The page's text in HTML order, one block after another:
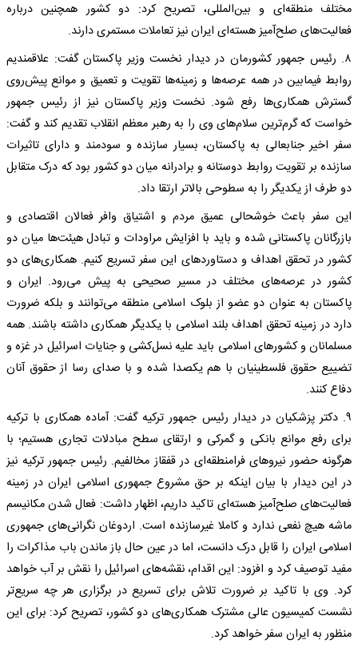
مختلف منطقه‌ای و بین‌المللی، تصریح کرد: دو کشور همچنین درباره
فعالیت‌های صلح‌آمیز هسته‌ای ایران نیز تعاملات مستمری دارند.
۸. رئیس جمهور کشورمان در دیدار نخست وزیر پاکستان گفت: علاقمندیم
روابط فیمابین در همه عرصه‌ها و زمینه‌ها تقویت و تعمیق و موانع پیش‌روی
گسترش همکاری‌ها رفع شود. نخست وزیر پاکستان نیز از رئیس جمهور
خواست که گرم‌ترین سلام‌های وی را به رهبر معظم انقلاب تقدیم کند و گفت:
سفر اخیر جنابعالی به پاکستان، بسیار سازنده و سودمند و دارای تاثیرات
سازنده بر تقویت روابط دوستانه و برادرانه میان دو کشور بود که درک متقابل
دو طرف از یکدیگر را به سطوحی بالاتر ارتقا داد.
این سفر باعث خوشحالی عمیق مردم و اشتیاق وافر فعالان اقتصادی و
بازرگانان پاکستانی شده و باید با افزایش مراودات و تبادل هیئت‌ها میان دو
کشور در تحقق اهداف و دستاوردهای این سفر تسریع کنیم. همکاری‌های دو
کشور در عرصه‌های مختلف در مسیر صحیحی به پیش می‌رود. ایران و
پاکستان به عنوان دو عضو از بلوک اسلامی منطقه می‌توانند و بلکه ضرورت
دارد در زمینه تحقق اهداف بلند اسلامی با یکدیگر همکاری داشته باشند. همه
مسلمانان و کشورهای اسلامی باید علیه نسل‌کشی و جنایات اسرائیل در غزه و
تضییع حقوق فلسطینیان با هم یکصدا شده و با صدای رسا از حقوق آنان
دفاع کنند.
۹. دکتر پزشکیان در دیدار رئیس جمهور ترکیه گفت: آماده همکاری با ترکیه
برای رفع موانع بانکی و گمرکی و ارتقای سطح مبادلات تجاری هستیم؛ با
هرگونه حضور نیروهای فرامنطقه‌ای در قفقاز مخالفیم. رئیس جمهور ترکیه نیز
در این دیدار با بیان اینکه بر حق مشروع جمهوری اسلامی ایران در زمینه
فعالیت‌های صلح‌آمیز هسته‌ای تاکید داریم، اظهار داشت: فعال شدن مکانیسم
ماشه هیچ نفعی ندارد و کاملا غیرسازنده است. اردوغان نگرانی‌های جمهوری
اسلامی ایران را قابل درک دانست، اما در عین حال باز ماندن باب مذاکرات را
مفید توصیف کرد و افزود: این اقدام، نقشه‌های اسرائیل را نقش بر آب خواهد
کرد. وی با تاکید بر ضرورت تلاش برای تسریع در برگزاری هر چه سریع‌تر
نشست کمیسیون عالی مشترک همکاری‌های دو کشور، تصریح کرد: برای این
منظور به ایران سفر خواهد کرد.